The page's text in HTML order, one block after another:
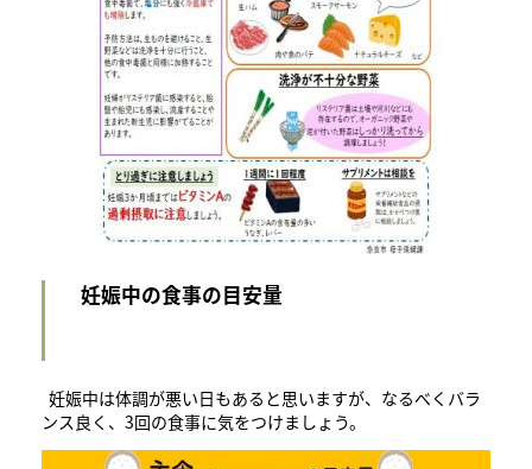
妊娠中の食事の目安量
妊娠中は体調が悪い日もあると思いますが、なるべくバラ
ンス良く、3回の食事に気をつけましょう。